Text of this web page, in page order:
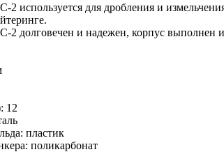
2 используется для дробления и
2 долговечен и надежен, корпус выполнен
12
пластик
поликарбонат